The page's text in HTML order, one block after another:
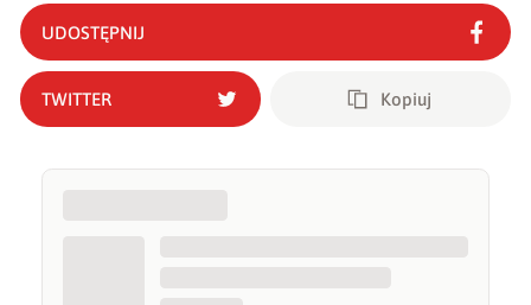
UDOSTĘPNIJ
TWITTER Kopiuj